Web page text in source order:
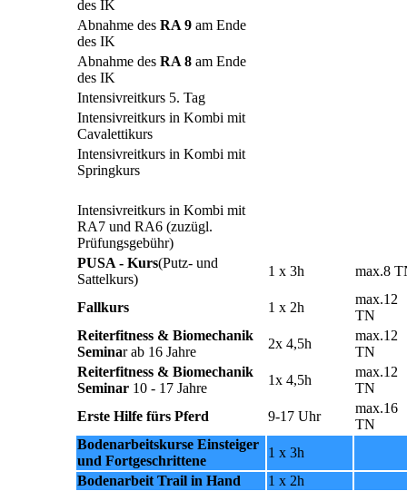
des IK
Abnahme des RA 9 am Ende
des IK
Abnahme des RA 8 am Ende
des IK
Intensivreitkurs 5. Tag
Intensivreitkurs in Kombi mit
Cavalettikurs
Intensivreitkurs in Kombi mit
Springkurs
Intensivreitkurs in Kombi mit
RA7 und RA6 (zuzügl.
Prüfungsgebühr)
PUSA - Kurs(Putz- und
Sattelkurs)
1 x 3h max.8
Fallkurs 1 x 2h
max.12
TN
Reiterfitness & Biomechanik
Seminarab 16 Jahre
2x 4,5h
max.12
TN
Reiterfitness & Biomechanik
Seminar 10 - 17 Jahre
1x 4,5h
max.12
TN
Erste Hilfe fürs Pferd
9-17 Uhr
max.16
TN
Bodenarbeitskurse Einsteiger
und Fortgeschrittene
1 x 3h
Bodenarbeit Trail in Hand
1 x 2h